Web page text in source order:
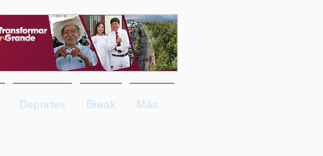
Deportes Break Más...